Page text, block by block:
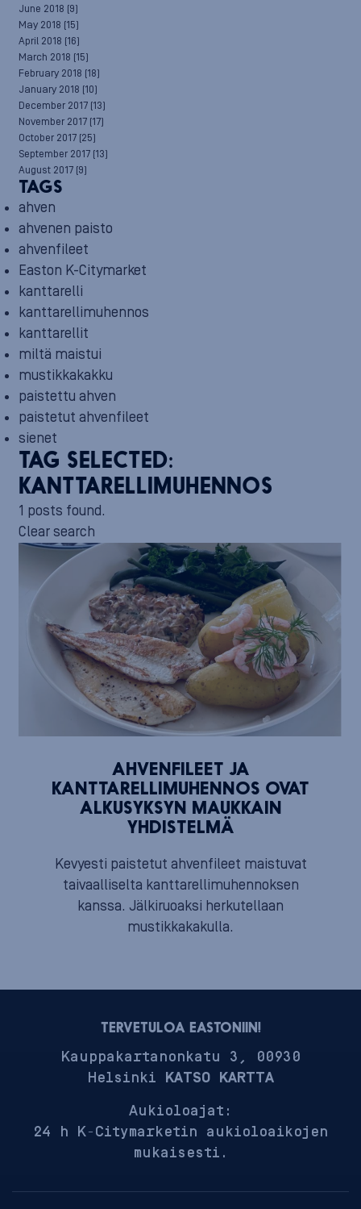
June 2018 (9)
May 2018 (15)
April 2018 (16)
March 2018 (15)
February 2018 (18)
January 2018 (10)
December 2017 (13)
November 2017 (17)
October 2017 (25)
September 2017 (13)
August 2017 (9)
TAGS
ahven
ahvenen paisto
ahvenfileet
Easton K-Citymarket
kanttarelli
kanttarellimuhennos
kanttarellit
miltä maistui
mustikkakakku
paistettu ahven
paistetut ahvenfileet
sienet
TAG SELECTED:
KANTTARELLIMUHENNOS
1 posts found.
Clear search
AHVENFILEET JA
KANTTARELLIMUHENNOS OVAT
ALKUSYKSYN MAUKKAIN
YHDISTELMÄ
Kevyesti paistetut ahvenfileet maistuvat
taivaalliselta kanttarellimuhennoksen
kanssa. Jälkiruoaksi herkutellaan
mustikkakakulla.
TERVETULOA EASTONIIN!
Kauppakartanonkatu 3, 00930
Helsinki KATSO KARTTA
Aukioloajat:
24 h K-Citymarketin aukioloaikojen
mukaisesti.